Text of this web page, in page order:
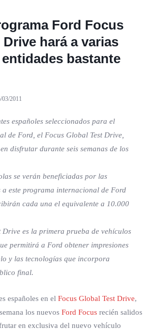
Ford Focus
hará a varias
bastante
03/2011
españoles seleccionados para el
de Ford, el Focus Global Test Drive,
disfrutar durante seis semanas de los
se verán beneficiadas por las
a este programa internacional de Ford
cada una el equivalente a 10.000
Drive es la primera prueba de vehículos
permitirá a Ford obtener impresiones
y las tecnologías que incorpora
final.
españoles en el Focus Global Test Drive,
los nuevos Ford Focus recién salidos
en exclusiva del nuevo vehículo